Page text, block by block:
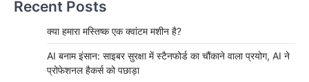
Recent Posts
क्या हमारा मस्तिष्क एक क्वांटम मशीन है?
AI बनाम इंसान: साइबर सुरक्षा में स्टैनफोर्ड का चौंकाने वाला प्रयोग, AI ने
प्रोफेशनल हैकर्स को पछाड़ा